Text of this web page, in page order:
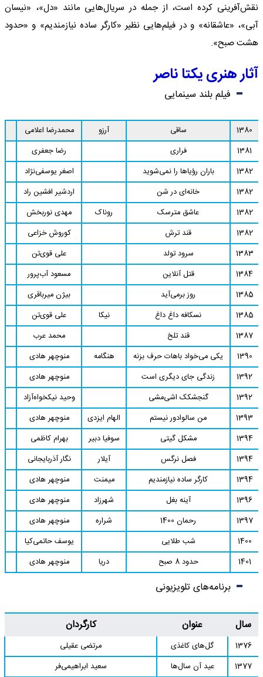
نقش‌آفرینی کرده است، از جمله در سریال‌هایی مانند «دل»، «نیسان
آبی»، «عاشقانه» و در فیلم‌هایی نظیر «کارگر ساده نیازمندیم» و «حدود
هشت صبح».
آثار هنری یکتا ناصر
فیلم بلند سینمایی
1380 ساقی آرزو
محمدرضا اعلامی
1381
فراری
رضا جعفری
1382
باران رؤیاها را نمی‌شوید
اصغر یوسفی‌نژاد
1382
خانه‌ای در شن
اردشیر افشین راد
1382
عاشق مترسک روناک
مهدی نوربخش
1382
قند ترش
کوروش خزاعی
1383
سرود تولد
علی قوی‌تن
1384
قتل آنلاین
مسعود آب‌پرور
1385
روز برمی‌آید
بیژن میرباقری
1385
نسکافه داغ داغ نیکا
علی قوی‌تن
1387
قند تلخ
محمد عرب
1390
یکی می‌خواد باهات حرف بزنه هنگامه
منوچهر هادی
1392
زندگی جای دیگری است
منوچهر هادی
1392
گنجشکک اشی‌مشی
وحید نیکخواه‌آزاد
1393
من سالوادور نیستم الهام ایزدی
منوچهر هادی
1394
مشکل گیتی سوفیا دبیر
بهرام کاظمی
1394
فصل نرگس آیلار
نگار آذربایجانی
1394
کارگر ساده نیازمندیم میمنت
منوچهر هادی
1396
آینه بغل شهرزاد
منوچهر هادی
1397
رحمان 1400 شراره
منوچهر هادی
1400
شب طلایی
یوسف حاتمی‌کیا
1401
حدود 8 صبح دریا منوچهر هادی
برنامه‌های تلویزیونی
سال عنوان کارگردان
1376 گل‌های کاغذی
مرتضی عقیلی
1377
عید آن سال‌ها
سعید ابراهیمی‌فر